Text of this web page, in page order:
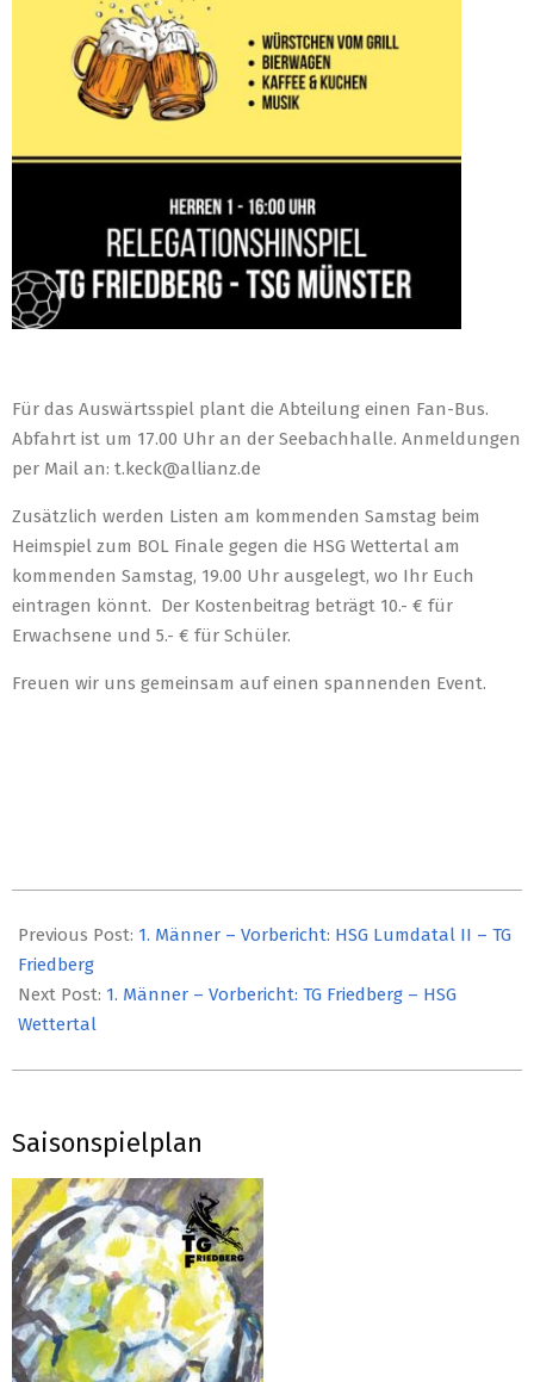
Für das Auswärtsspiel plant die Abteilung einen Fan-Bus.
Abfahrt ist um 17.00 Uhr an der Seebachhalle. Anmeldungen
per Mail an: t.keck@allianz.de
Zusätzlich werden Listen am kommenden Samstag beim
Heimspiel zum BOL Finale gegen die HSG Wettertal am
kommenden Samstag, 19.00 Uhr ausgelegt, wo Ihr Euch
eintragen könnt. Der Kostenbeitrag beträgt 10.- € für
Erwachsene und 5.- € für Schüler.
Freuen wir uns gemeinsam auf einen spannenden Event.
05-
08
Previous Post: 1. Männer – Vorbericht: HSG Lumdatal II – TG
Friedberg
Next Post: 1. Männer – Vorbericht: TG Friedberg – HSG
Wettertal
Saisonspielplan